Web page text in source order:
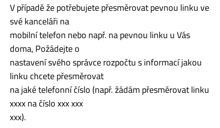
V případě že potřebujete přesměrovat pevnou linku ve
své kanceláři na
mobilní telefon nebo např. na pevnou linku u Vás
doma, Požádejte o
nastavení svého správce rozpočtu s informací jakou
linku chcete přesměrovat
na jaké telefonní číslo (např. žádám přesměrovat linku
xxxx na číslo xxx xxx
xxx).